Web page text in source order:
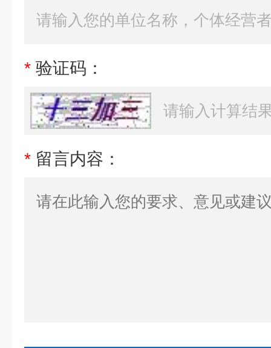
* 验证码：
* 留言内容：